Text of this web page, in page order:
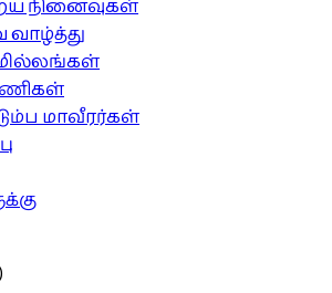
நினைவுகள்
மாவீரர்கள்